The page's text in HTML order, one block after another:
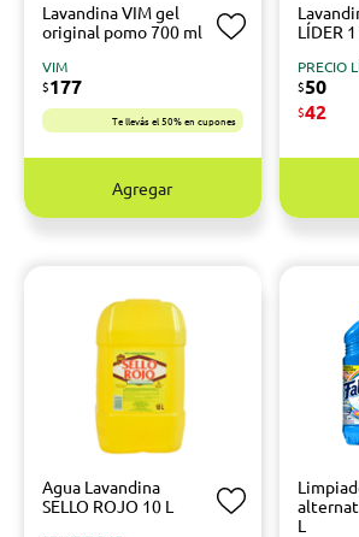
Lavandina VIM gel
original pomo 700 ml
VIM
$177
Te llevás el 50% en cupones
Agregar
LÍDER 1
PRECIO
$50
$42
Agua Lavandina
SELLO ROJO 10 L
L